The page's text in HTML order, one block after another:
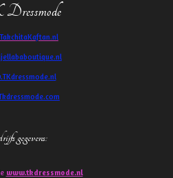
gegevens:
www.tkdressmode.nl